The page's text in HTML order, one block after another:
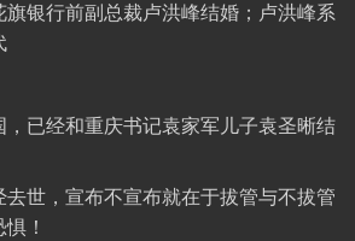
银行前副总裁卢洪峰结婚；卢洪峰系
，已经和重庆书记袁家军儿子袁圣晰结
世，宣布不宣布就在于拔管与不拔管
！